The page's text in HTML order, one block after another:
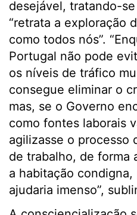
desejável, tratando-
“retrata a exploração
como todos nós”.
Portugal não pode
os níveis de tráfico
consegue eliminar o
mas, se o Governo
como fontes laborais
agilizasse o processo
de trabalho, de forma
a habitação
ajudaria imenso”,